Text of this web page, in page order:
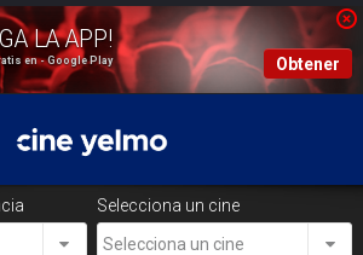
en - Google Play Obtener
Selecciona un cine
Selecciona un cine